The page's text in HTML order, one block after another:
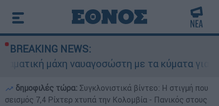
BREAKING NEWS:
ναυαγοσώστη με τα κύματα για να σώσει
δημοφιλές τώρα: Συγκλονιστικά βίντεο: Η στιγμή που
σεισμός 7,4 Ρίχτερ χτυπά την Κολομβία - Πανικός στους